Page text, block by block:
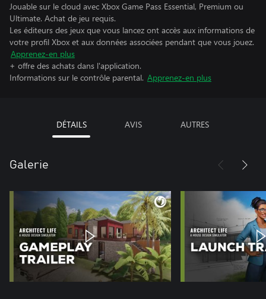
Jouable sur le cloud avec Xbox Game Pass Essential, Premium ou
Ultimate. Achat de jeu requis.
Les éditeurs des jeux que vous lancez ont accès aux informations de
votre profil Xbox et aux données associées pendant que vous jouez.
Apprenez-en plus
+ offre des achats dans l'application.
Informations sur le contrôle parental. Apprenez-en plus
DÉTAILS AVIS AUTRES
Galerie